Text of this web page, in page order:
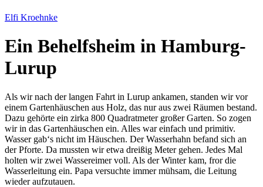
Elfi Kroehnke
Ein Behelfsheim in Hamburg-
Lurup
Als wir nach der langen Fahrt in Lurup ankamen, standen wir vor
einem Gartenhäuschen aus Holz, das nur aus zwei Räumen bestand.
Dazu gehörte ein zirka 800 Quadratmeter großer Garten. So zogen
wir in das Gartenhäuschen ein. Alles war einfach und primitiv.
Wasser gab‘s nicht im Häuschen. Der Wasserhahn befand sich an
der Pforte. Da mussten wir etwa dreißig Meter gehen. Jedes Mal
holten wir zwei Wassereimer voll. Als der Winter kam, fror die
Wasserleitung ein. Papa versuchte immer mühsam, die Leitung
wieder aufzutauen.